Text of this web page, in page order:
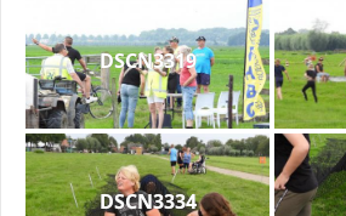
DSCN3319
DSCN3334